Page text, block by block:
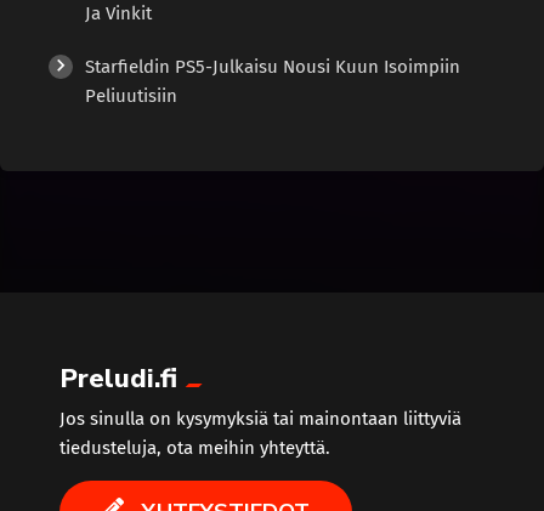
Ja Vinkit
Starfieldin PS5-Julkaisu Nousi Kuun Isoimpiin
Peliuutisiin
Preludi.fi
Jos sinulla on kysymyksiä tai mainontaan liittyviä
tiedusteluja, ota meihin yhteyttä.